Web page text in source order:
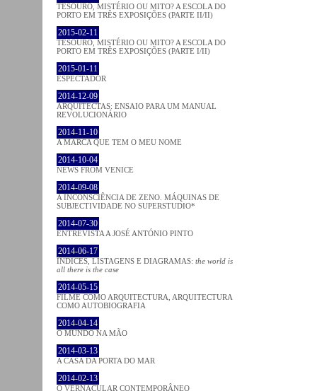
TESOURO, MISTÉRIO OU MITO? A ESCOLA DO
PORTO EM TRÊS EXPOSIÇÕES (PARTE II/II)
2015-02-11
TESOURO, MISTÉRIO OU MITO? A ESCOLA DO
PORTO EM TRÊS EXPOSIÇÕES (PARTE I/II)
2015-01-11
ESPECTADOR
2014-12-09
ARQUITECTAS: ENSAIO PARA UM MANUAL
REVOLUCIONÁRIO
2014-11-10
A MARCA QUE TEM O MEU NOME
2014-10-04
NEWS FROM VENICE
2014-09-08
A INCONSCIÊNCIA DE ZENO. MÁQUINAS DE
SUBJECTIVIDADE NO SUPERSTUDIO*
2014-07-30
ENTREVISTA A JOSÉ ANTÓNIO PINTO
2014-06-17
ÍNDICES, LISTAGENS E DIAGRAMAS: the world is
all there is the case
2014-05-15
FILME COMO ARQUITECTURA, ARQUITECTURA
COMO AUTOBIOGRAFIA
2014-04-14
O MUNDO NA MÃO
2014-03-13
A CASA DA PORTA DO MAR
2014-02-13
O VERNACULAR CONTEMPORÂNEO